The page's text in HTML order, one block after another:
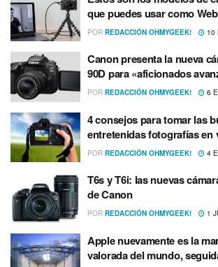
que puedes usar como
POR REDACCIÓN OHMYGEEK! 10
Canon presenta la nueva
90D para «aficionados
POR REDACCIÓN OHMYGEEK! 6
4 consejos para tomar las
entretenidas fotografí­as en
POR REDACCIÓN OHMYGEEK! 4
T6s y T6i: las nuevas
de Canon
POR REDACCIÓN OHMYGEEK! 1
Apple nuevamente es la
valorada del mundo,